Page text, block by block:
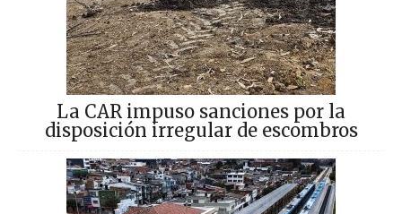
La CAR impuso sanciones por la
disposición irregular de escombros